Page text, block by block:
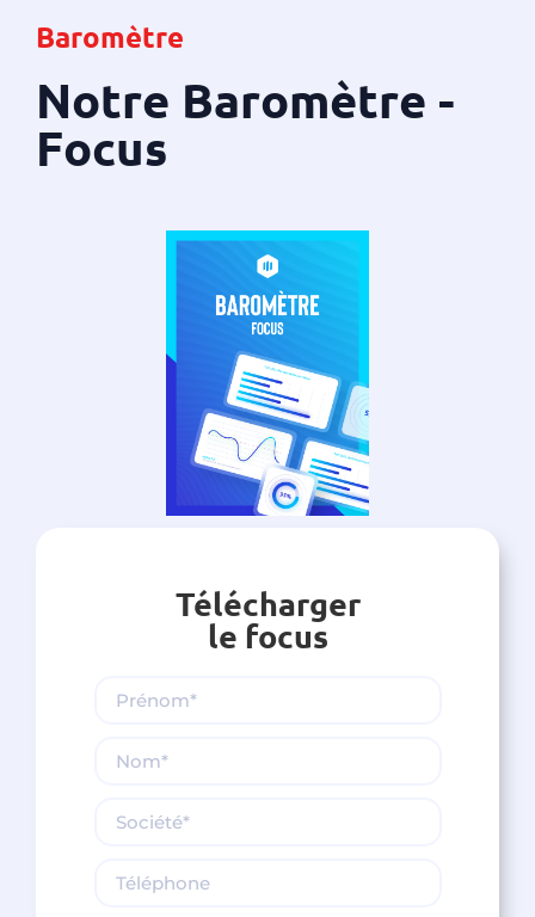
Baromètre
Notre Baromètre -
Focus
Télécharger
le focus